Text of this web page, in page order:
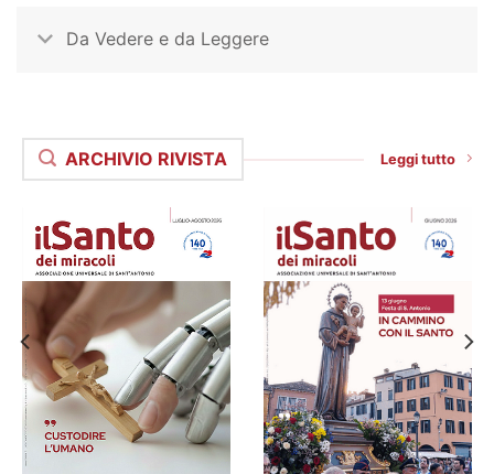
Da Vedere e da Leggere
ARCHIVIO RIVISTA Leggi tutto